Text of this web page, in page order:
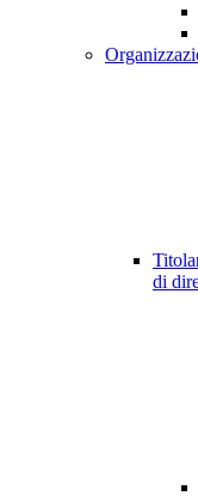
di